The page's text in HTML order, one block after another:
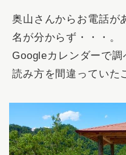
奥山さんからお電話が
名が分からず・・・。
Googleカレンダーで
読み方を間違っていた